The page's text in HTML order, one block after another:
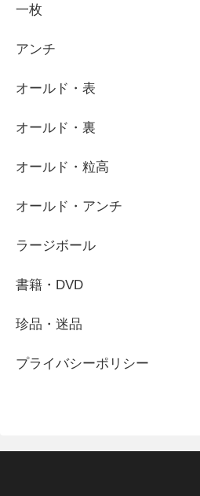
一枚
アンチ
オールド・表
オールド・裏
オールド・粒高
オールド・アンチ
ラージボール
書籍・DVD
珍品・迷品
プライバシーポリシー